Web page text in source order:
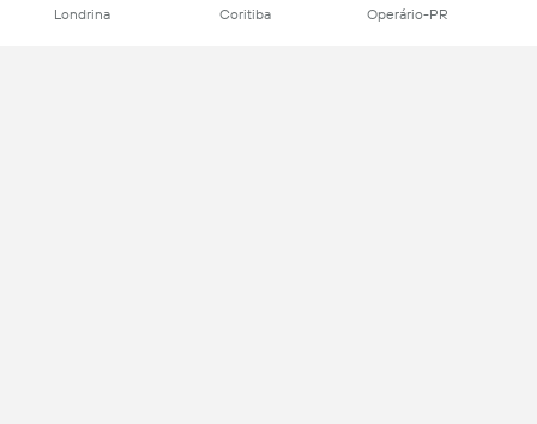
Londrina Coritiba Operário-PR